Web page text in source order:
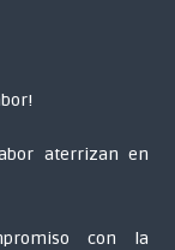
aterrizan en
con la